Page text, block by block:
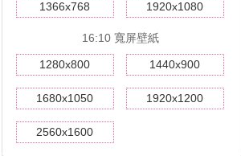
1366x768 1920x1080
16:10 寬屏壁紙
1280x800 1440x900
1680x1050 1920x1200
2560x1600